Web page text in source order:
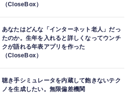
（CloseBox）
あなたはどんな「インターネット老人」だっ
たのか。生年を入れると詳しくなってウンチ
クが語れる年表アプリを作った
（CloseBox）
聴き手シミュレータを内蔵して飽きないテク
ノを生成したい。無限偏差機関